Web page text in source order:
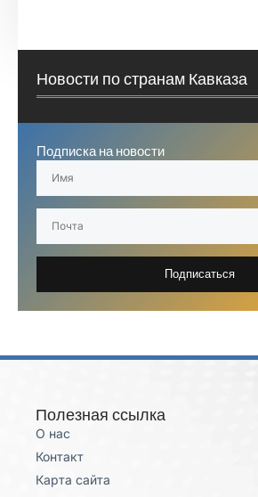
Новости по странам Кавказа
Подписка на новости
Подписаться
Полезная ссылка
О нас
Контакт
Карта сайта